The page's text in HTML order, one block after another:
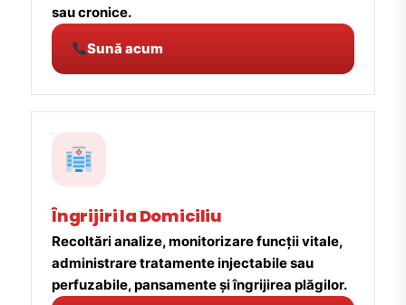
sau cronice.
Sună acum
Îngrijiri la Domiciliu
Recoltări analize, monitorizare funcții vitale,
administrare tratamente injectabile sau
perfuzabile, pansamente și îngrijirea plăgilor.